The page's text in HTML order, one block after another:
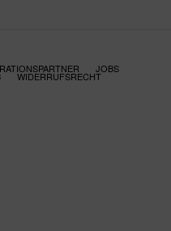
JOBS
WIDERRUFSRECHT